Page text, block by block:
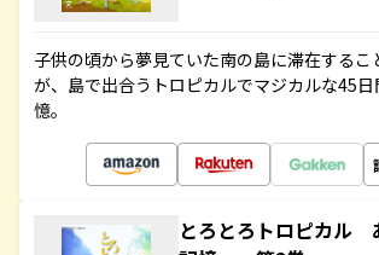
子供の頃から夢見ていた南の島に滞在するこ
が、島で出合うトロピカルでマジカルな45
憶。
とろとろトロピカル